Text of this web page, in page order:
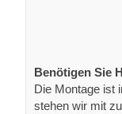
Benötigen Sie
Die Montage ist
stehen wir mit